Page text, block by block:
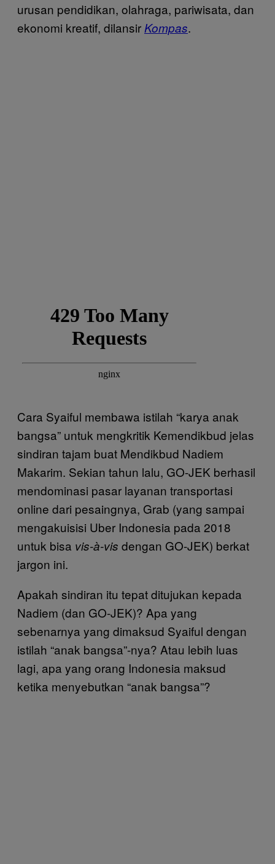
urusan pendidikan, olahraga, pariwisata, dan
ekonomi kreatif, dilansirKompas.
Cara Syaiful membawa istilah “karya anak
bangsa” untuk mengkritik Kemendikbud jelas
sindiran tajam buat Mendikbud Nadiem
Makarim. Sekian tahun lalu, GO-JEK berhasil
mendominasi pasar layanan transportasi
online dari pesaingnya, Grab (yang sampai
mengakuisisi Uber Indonesia pada 2018
untuk bisa vis-à-vis dengan GO-JEK) berkat
jargon ini.
Apakah sindiran itu tepat ditujukan kepada
Nadiem (dan GO-JEK)? Apa yang
sebenarnya yang dimaksud Syaiful dengan
istilah “anak bangsa”-nya? Atau lebih luas
lagi, apa yang orang Indonesia maksud
ketika menyebutkan “anak bangsa”?